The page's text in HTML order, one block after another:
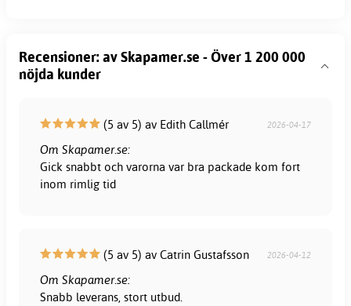
Recensioner: av Skapamer.se - Över 1 200 000
nöjda kunder
(5 av 5) av Edith Callmér 2026-04-17
Om Skapamer.se:
Gick snabbt och varorna var bra packade kom fort
inom rimlig tid
(5 av 5) av Catrin Gustafsson 2026-04-12
Om Skapamer.se:
Snabb leverans, stort utbud.